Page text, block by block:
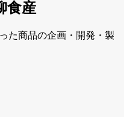
食産
た商品の企画・開発・製